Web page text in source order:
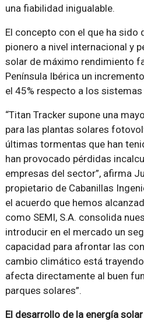
una fiabilidad inigualable.
El concepto con el que ha sido
pionero a nivel internacional y
solar de máximo rendimiento
Península Ibérica un
el 45% respecto a los
“Titan Tracker supone una
para las plantas solares
últimas tormentas que han
han provocado pérdidas
empresas del sector”, afirma
propietario de Cabanillas
el acuerdo que hemos
como SEMI, S.A. consolida
introducir en el mercado un
capacidad para afrontar las
cambio climático está
afecta directamente al buen
parques solares”.
El desarrollo de la energía